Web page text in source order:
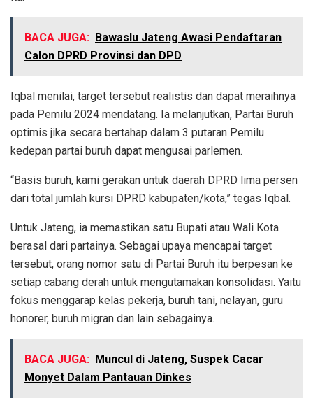
BACA JUGA: Bawaslu Jateng Awasi Pendaftaran
Calon DPRD Provinsi dan DPD
Iqbal menilai, target tersebut realistis dan dapat meraihnya
pada Pemilu 2024 mendatang. Ia melanjutkan, Partai Buruh
optimis jika secara bertahap dalam 3 putaran Pemilu
kedepan partai buruh dapat mengusai parlemen.
“Basis buruh, kami gerakan untuk daerah DPRD lima persen
dari total jumlah kursi DPRD kabupaten/kota,” tegas Iqbal.
Untuk Jateng, ia memastikan satu Bupati atau Wali Kota
berasal dari partainya. Sebagai upaya mencapai target
tersebut, orang nomor satu di Partai Buruh itu berpesan ke
setiap cabang derah untuk mengutamakan konsolidasi. Yaitu
fokus menggarap kelas pekerja, buruh tani, nelayan, guru
honorer, buruh migran dan lain sebagainya.
BACA JUGA: Muncul di Jateng, Suspek Cacar
Monyet Dalam Pantauan Dinkes